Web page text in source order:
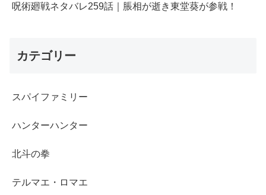
呪術廻戦ネタバレ259話｜脹相が逝き東堂葵が参戦！
カテゴリー
スパイファミリー
ハンターハンター
北斗の拳
テルマエ・ロマエ